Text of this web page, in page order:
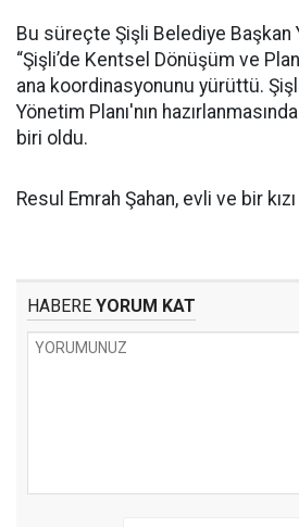
Bu süreçte Şişli Belediye Başkan
“Şişli’de Kentsel Dönüşüm ve
ana koordinasyonunu yürüttü.
Yönetim Planı'nın
biri oldu.
Resul Emrah Şahan, evli ve bir kızı
HABERE YORUM KAT